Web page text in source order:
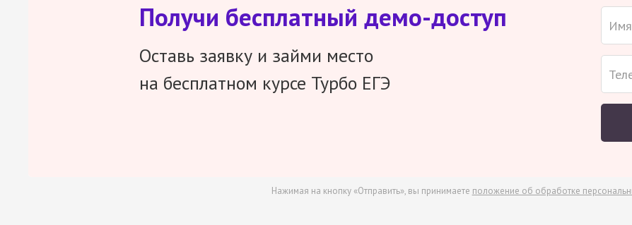
Получи бесплатный демо-доступ
Оставь заявку и займи место
на бесплатном курсе Турбо ЕГЭ
Нажимая на кнопку «Отправить», вы принимаете положение об обработке